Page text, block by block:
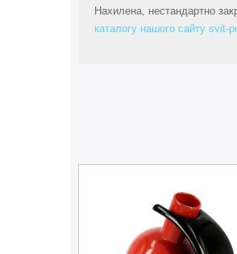
Нахилена, нестандартно
каталогу нашого сайту svit-